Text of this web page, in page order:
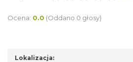
Ocena: 0.0 (Oddano 0 głosy)
Lokalizacja: